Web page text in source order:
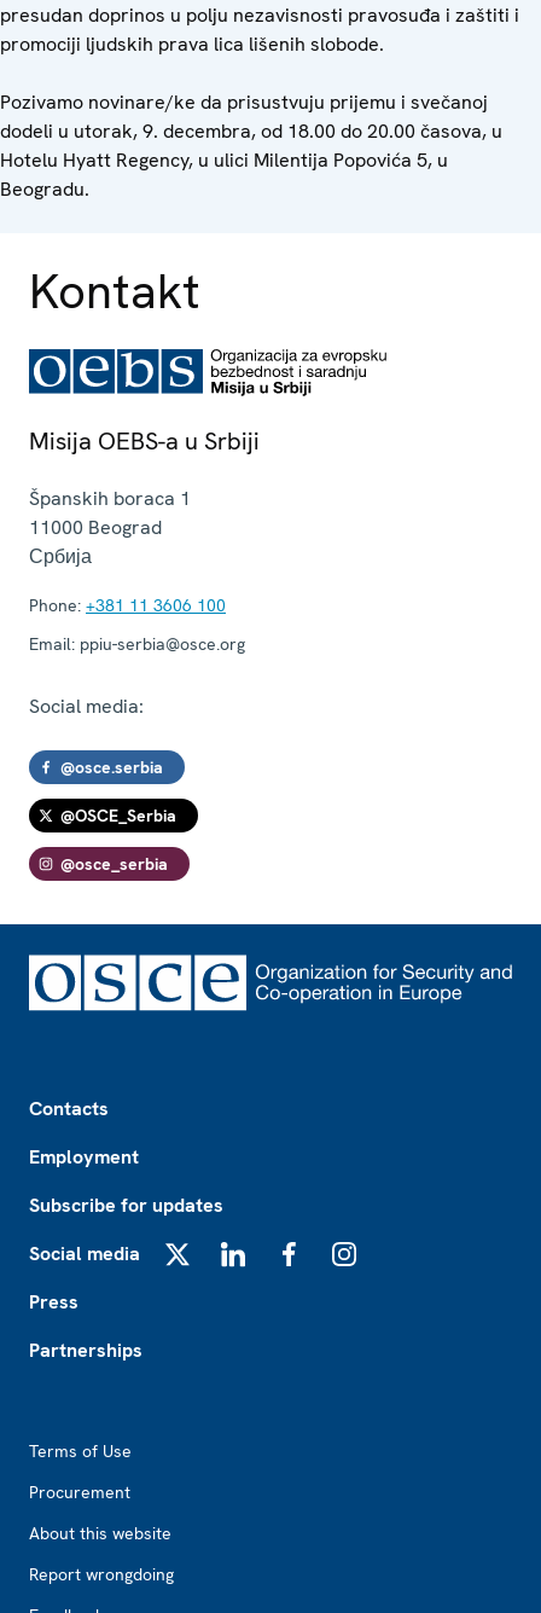
presudan doprinos u polju nezavisnosti pravosuđa i zaštiti i
promociji ljudskih prava lica lišenih slobode.
Pozivamo novinare/ke da prisustvuju prijemu i svečanoj
dodeli u utorak, 9. decembra, od 18.00 do 20.00 časova, u
Hotelu Hyatt Regency, u ulici Milentija Popovića 5, u
Beogradu.
Kontakt
Misija OEBS-a u Srbiji
Španskih boraca 1
11000 Beograd
Србија
Phone: +381 11 3606 100
Email: ppiu-serbia@osce.org
Social media:
@osce.serbia
@OSCE_Serbia
@osce_serbia
Contacts
Employment
Subscribe for updates
Social media
Press
Partnerships
Terms of Use
Procurement
About this website
Report wrongdoing